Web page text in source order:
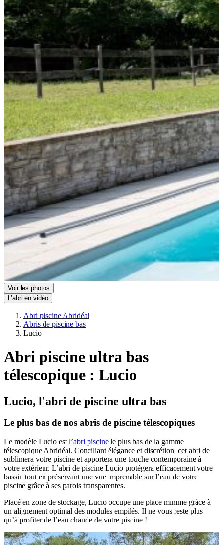
Voir les photos
L’abri en vidéo
Abri piscine Abridéal
Abris de piscine bas
Lucio
Abri piscine ultra bas
télescopique : Lucio
Lucio, l'abri de piscine ultra bas
Le plus bas de nos abris de piscine télescopiques
Le modèle Lucio est l’abri piscine le plus bas de la gamme
télescopique Abridéal. Conciliant élégance et discrétion, cet abri de
sublimera votre piscine et apportera une touche contemporaine à
votre extérieur. L’abri de piscine Lucio protégera efficacement votre
bassin tout en préservant une vue imprenable sur l’eau de votre
piscine grâce à ses parois transparentes.
Placé en zone de stockage, Lucio occupe une place minime grâce à
un alignement optimal des modules empilés. Il ne vous reste plus
qu’à profiter de l’eau chaude de votre piscine !